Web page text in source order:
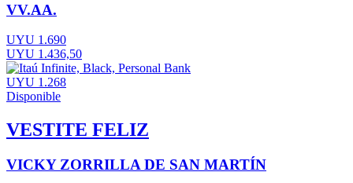
VV.AA.
UYU 1.690
UYU 1.436,50
UYU 1.268
Disponible
VESTITE FELIZ
VICKY ZORRILLA DE SAN MARTÍN